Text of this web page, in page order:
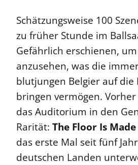
Schätzungsweise 100
zu früher Stunde im
Gefährlich erschienen,
anzusehen, was die
blutjungen Belgier auf die
bringen vermögen.
das Auditorium in den
Rarität: The Floor Is
das erste Mal seit fünf
deutschen Landen